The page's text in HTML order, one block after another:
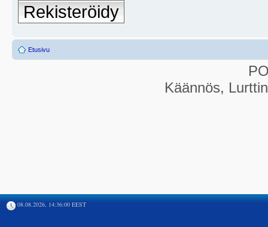
Rekisteröidy
Etusivu
Käännös,
08.08.2026, 14:36:00 EEST